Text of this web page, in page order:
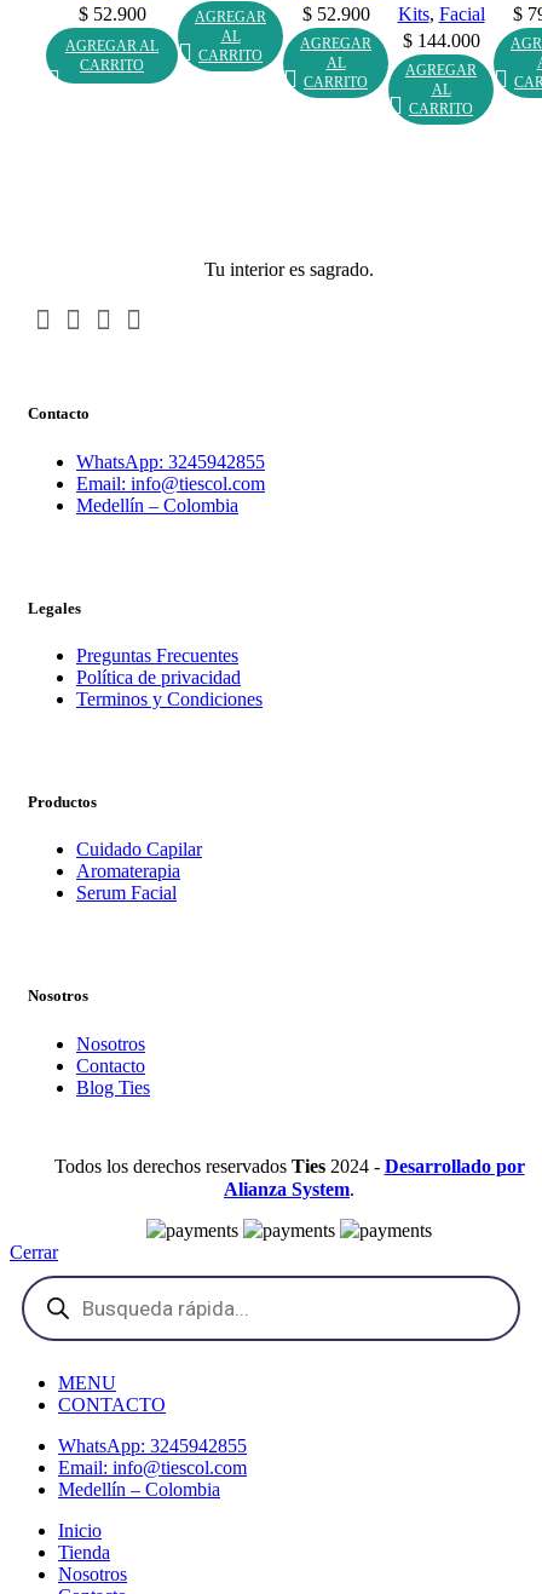
$52.900
AGREGAR AL
CARRITO
AGREGAR
AL
CARRITO
$52.900
AGREGAR
AL
CARRITO
Kits, Facial
$144.000
AGREGAR
AL
CARRITO
$
Tu interior es sagrado.
Contacto
WhatsApp: 3245942855
Email: info@tiescol.com
Medellín – Colombia
Legales
Preguntas Frecuentes
Política de privacidad
Terminos y Condiciones
Productos
Cuidado Capilar
Aromaterapia
Serum Facial
Nosotros
Nosotros
Contacto
Blog Ties
Todos los derechos reservados Ties 2024 - Desarrollado por
Alianza System.
Cerrar
MENU
CONTACTO
WhatsApp: 3245942855
Email: info@tiescol.com
Medellín – Colombia
Inicio
Tienda
Nosotros